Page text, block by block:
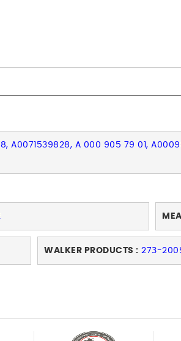
A0071539828, A 000 905 79 01,
WALKER PRODUCTS : 273-